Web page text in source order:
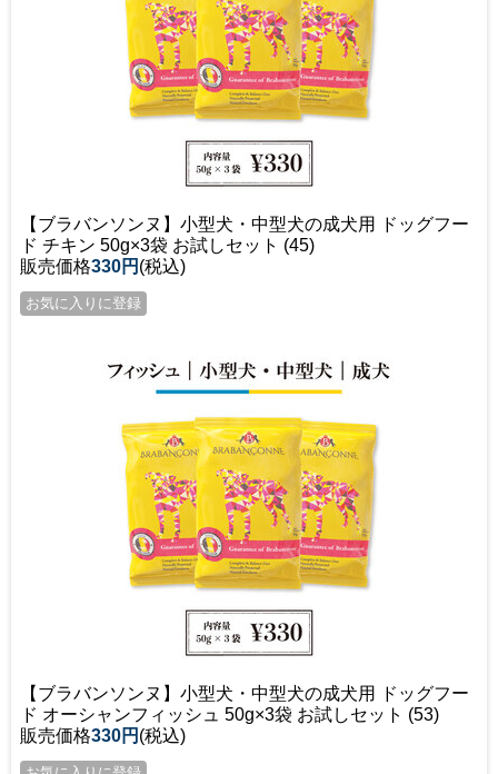
【ブラバンソンヌ】小型犬・中型犬の成犬用 ドッグフー
ド チキン 50g×3袋 お試しセット (45)
販売価格330円 (税込)
【ブラバンソンヌ】小型犬・中型犬の成犬用 ドッグフー
ド オーシャンフィッシュ 50g×3袋 お試しセット (53)
販売価格330円 (税込)